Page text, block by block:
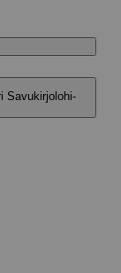
Savukirjolohi-